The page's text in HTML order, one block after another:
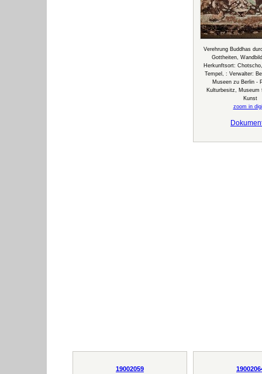
Verehrung Buddhas
Gottheiten,
Herkunftsort:
Tempel, : Verwalter:
Museen zu Berlin -
Kulturbesitz, Museum
Kunst
zoom in
19002059